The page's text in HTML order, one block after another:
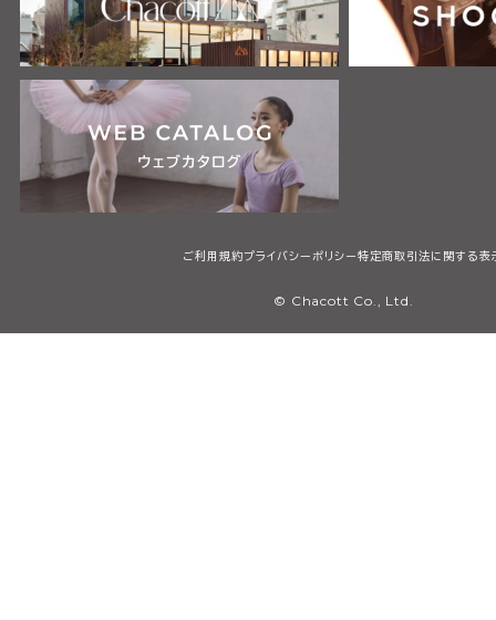
ご利用規約プライバシーポリシー特定商取引法に関する表
© Chacott Co., Ltd.